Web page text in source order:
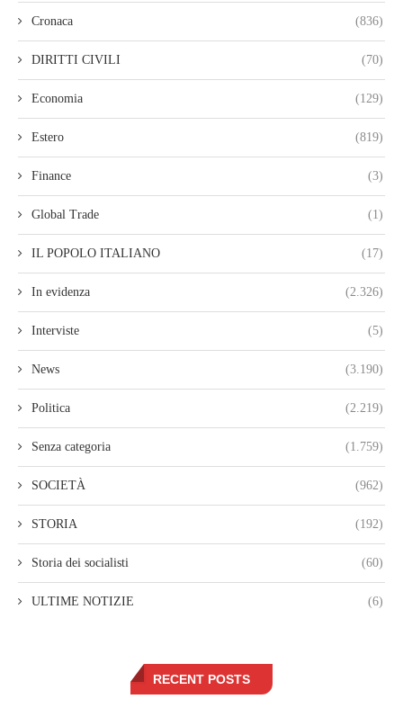
Cronaca (836)
DIRITTI CIVILI (70)
Economia (129)
Estero (819)
Finance (3)
Global Trade (1)
IL POPOLO ITALIANO (17)
In evidenza (2.326)
Interviste (5)
News (3.190)
Politica (2.219)
Senza categoria (1.759)
SOCIETÀ (962)
STORIA (192)
Storia dei socialisti (60)
ULTIME NOTIZIE (6)
RECENT POSTS